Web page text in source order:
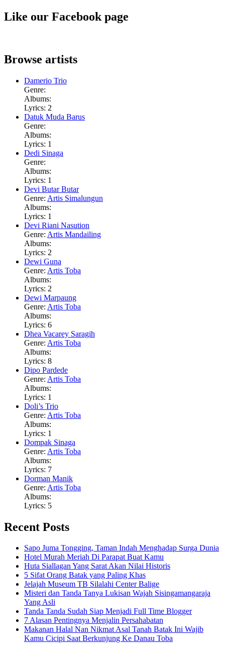
Like our Facebook page
Browse artists
Damerio Trio
Genre:
Albums:
Lyrics: 2
Datuk Muda Barus
Genre:
Albums:
Lyrics: 1
Dedi Sinaga
Genre:
Albums:
Lyrics: 1
Devi Butar Butar
Genre: Artis Simalungun
Albums:
Lyrics: 1
Devi Riani Nasution
Genre: Artis Mandailing
Albums:
Lyrics: 2
Dewi Guna
Genre: Artis Toba
Albums:
Lyrics: 2
Dewi Marpaung
Genre: Artis Toba
Albums:
Lyrics: 6
Dhea Vacarey Saragih
Genre: Artis Toba
Albums:
Lyrics: 8
Dipo Pardede
Genre: Artis Toba
Albums:
Lyrics: 1
Doli’s Trio
Genre: Artis Toba
Albums:
Lyrics: 1
Dompak Sinaga
Genre: Artis Toba
Albums:
Lyrics: 7
Dorman Manik
Genre: Artis Toba
Albums:
Lyrics: 5
Recent Posts
Sapo Juma Tongging, Taman Indah Menghadap Surga Dunia
Hotel Murah Meriah Di Parapat Buat Kamu
Huta Siallagan Yang Sarat Akan Nilai Historis
5 Sifat Orang Batak yang Paling Khas
Jelajah Museum TB Silalahi Center Balige
Misteri dan Tanda Tanya Lukisan Wajah Sisingamangaraja
Yang Asli
Tanda Tanda Sudah Siap Menjadi Full Time Blogger
7 Alasan Pentingnya Menjalin Persahabatan
Makanan Halal Nan Nikmat Asal Tanah Batak Ini Wajib
Kamu Cicipi Saat Berkunjung Ke Danau Toba